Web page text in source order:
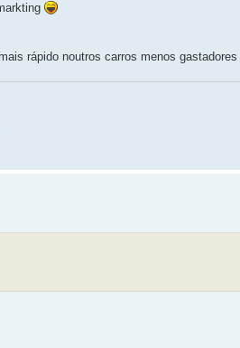
rápido noutros carros menos